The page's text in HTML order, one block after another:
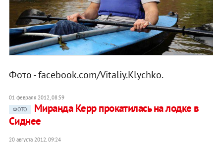
Фото - facebook.com/Vitaliy.Klychko.
01 февраля 2012, 08:59
ФОТО
Миранда Керр прокатилась на лодке в
Сиднее
20 августа 2012, 09:24